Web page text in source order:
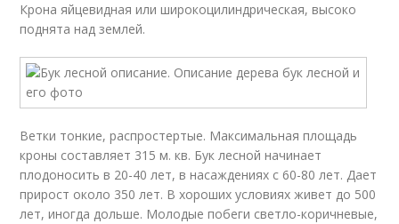
Крона яйцевидная или широкоцилиндрическая, высоко
поднята над землей.
Ветки тонкие, распростертые. Максимальная площадь
кроны составляет 315 м. кв. Бук лесной начинает
плодоносить в 20-40 лет, в насаждениях с 60-80 лет. Дает
прирост около 350 лет. В хороших условиях живет до 500
лет, иногда дольше. Молодые побеги светло-коричневые,